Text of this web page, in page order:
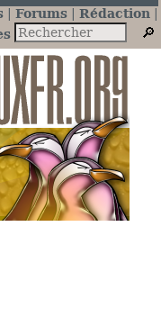
Forums
Rédaction